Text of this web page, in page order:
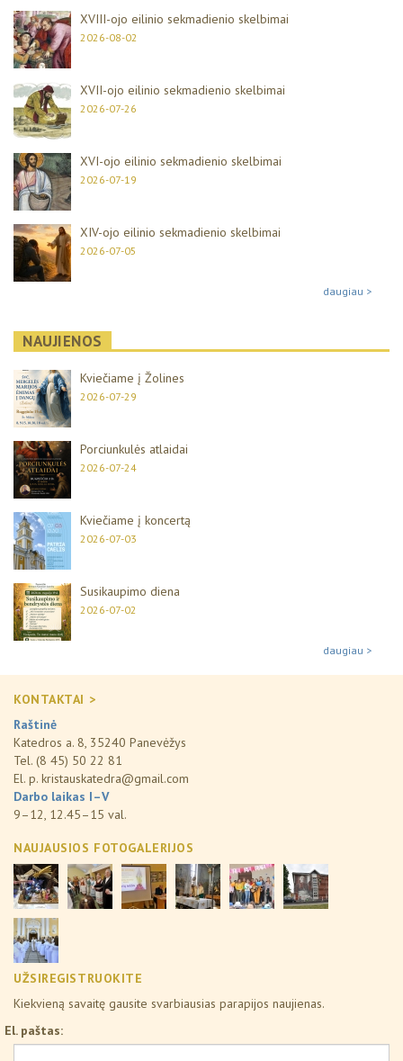
XVIII-ojo eilinio sekmadienio skelbimai
2026-08-02
XVII-ojo eilinio sekmadienio skelbimai
2026-07-26
XVI-ojo eilinio sekmadienio skelbimai
2026-07-19
XIV-ojo eilinio sekmadienio skelbimai
2026-07-05
daugiau >
NAUJIENOS
Kviečiame į Žolines
2026-07-29
Porciunkulės atlaidai
2026-07-24
Kviečiame į koncertą
2026-07-03
Susikaupimo diena
2026-07-02
daugiau >
KONTAKTAI >
Raštinė
Katedros a. 8, 35240 Panevėžys
Tel. (8 45) 50 22 81
El. p. kristauskatedra@gmail.com
Darbo laikas I–V
9–12, 12.45–15 val.
NAUJAUSIOS FOTOGALERIJOS
UŽSIREGISTRUOKITE
Kiekvieną savaitę gausite svarbiausias parapijos naujienas.
El. paštas: